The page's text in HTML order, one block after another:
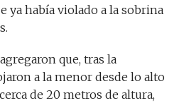
ya había violado a la sobrina
que, tras la
a la menor desde lo alto
de 20 metros de altura,